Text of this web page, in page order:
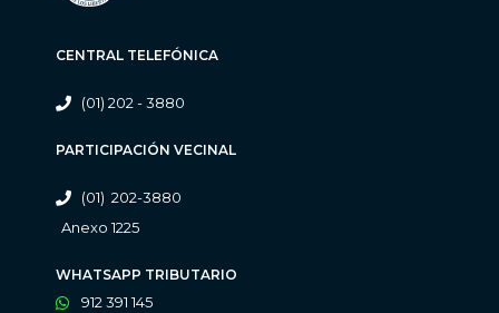
CENTRAL TELEFÓNICA
(01) 202 - 3880
PARTICIPACIÓN VECINAL
(01) 202-3880
Anexo 1225
WHATSAPP TRIBUTARIO
912 391 145